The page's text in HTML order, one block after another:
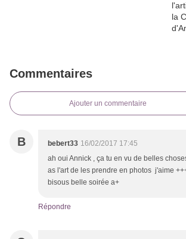
Commentaires
Ajouter un commentaire
B bebert33 16/02/2017 17:45
ah oui Annick , ça tu en vu de belles
as l'art de les prendre en photos j'aime
bisous belle soirée a+
Répondre